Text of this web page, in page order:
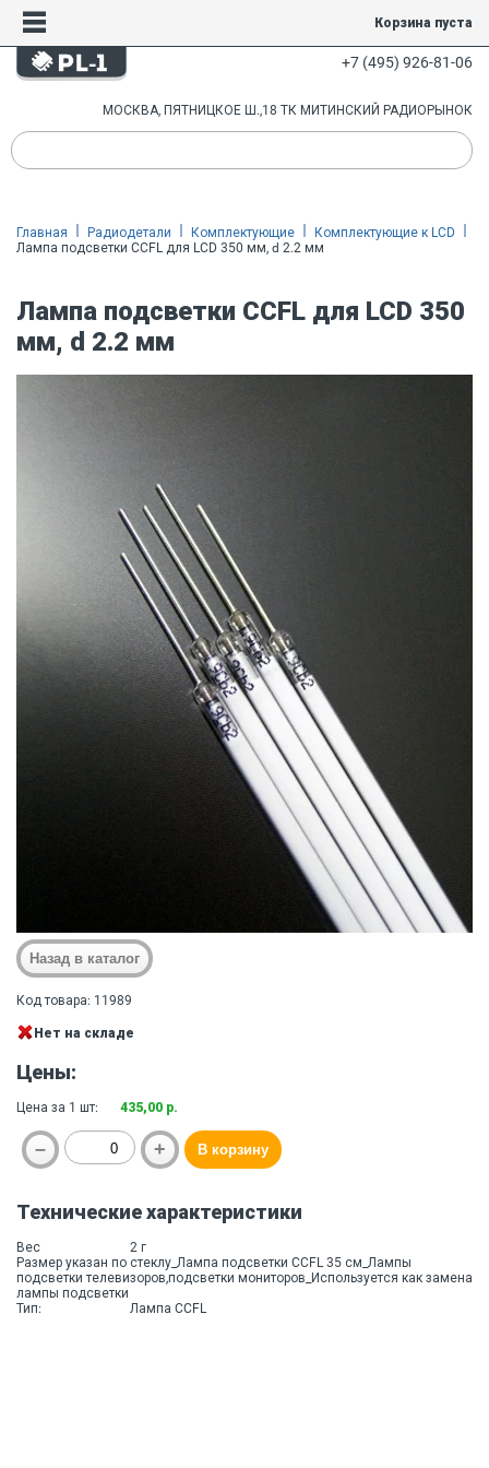
Корзина пуста
+7 (495) 926-81-06
МОСКВА, ПЯТНИЦКОЕ Ш.,18 ТК МИТИНСКИЙ РАДИОРЫНОК
Главная Радиодетали Комплектующие
Комплектующие к LCD
Лампа подсветки CCFL для LCD 350 мм, d 2.2 мм
Лампа подсветки CCFL для LCD 350
мм, d 2.2 мм
Код товара: 11989
Нет на складе
Цены:
Цена за 1 шт: 435,00 р.
Технические характеристики
Вес
2 г
Размер указан по стеклу_Лампа подсветки CCFL 35 см_Лампы
подсветки телевизоров,подсветки мониторов_Используется как замена
лампы подсветки
Тип:
Лампа CCFL